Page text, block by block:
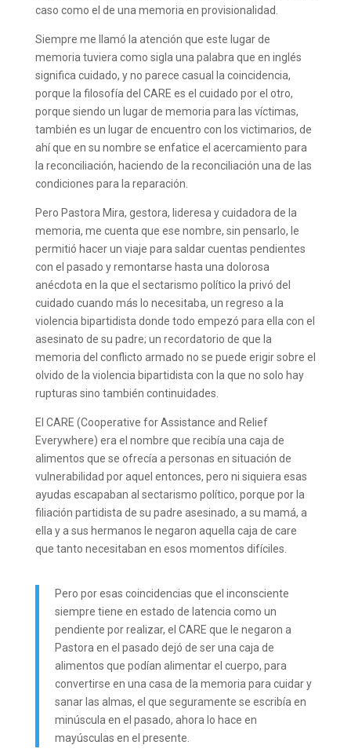
caso como el de una memoria en provisionalidad.
Siempre me llamó la atención que este lugar de
memoria tuviera como sigla una palabra que en inglés
significa cuidado, y no parece casual la coincidencia,
porque la filosofía del CARE es el cuidado por el otro,
porque siendo un lugar de memoria para las víctimas,
también es un lugar de encuentro con los victimarios, de
ahí que en su nombre se enfatice el acercamiento para
la reconciliación, haciendo de la reconciliación una de las
condiciones para la reparación.
Pero Pastora Mira, gestora, lideresa y cuidadora de la
memoria, me cuenta que ese nombre, sin pensarlo, le
permitió hacer un viaje para saldar cuentas pendientes
con el pasado y remontarse hasta una dolorosa
anécdota en la que el sectarismo político la privó del
cuidado cuando más lo necesitaba, un regreso a la
violencia bipartidista donde todo empezó para ella con el
asesinato de su padre; un recordatorio de que la
memoria del conflicto armado no se puede erigir sobre el
olvido de la violencia bipartidista con la que no solo hay
rupturas sino también continuidades.
El CARE (Cooperative for Assistance and Relief
Everywhere) era el nombre que recibía una caja de
alimentos que se ofrecía a personas en situación de
vulnerabilidad por aquel entonces, pero ni siquiera esas
ayudas escapaban al sectarismo político, porque por la
filiación partidista de su padre asesinado, a su mamá, a
ella y a sus hermanos le negaron aquella caja de care
que tanto necesitaban en esos momentos difíciles.
Pero por esas coincidencias que el inconsciente
siempre tiene en estado de latencia como un
pendiente por realizar, el CARE que le negaron a
Pastora en el pasado dejó de ser una caja de
alimentos que podían alimentar el cuerpo, para
convertirse en una casa de la memoria para cuidar y
sanar las almas, el que seguramente se escribía en
minúscula en el pasado, ahora lo hace en
mayúsculas en el presente.